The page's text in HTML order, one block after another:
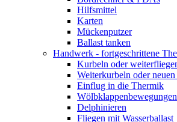
Hilfsmittel
Karten
Mückenputzer
Ballast tanken
Handwerk - fortgeschrittene
Kurbeln oder
Weiterkurbeln oder
Einflug in die Thermik
Wölbklappenbewegungen
Delphinieren
Fliegen mit Wasserballast